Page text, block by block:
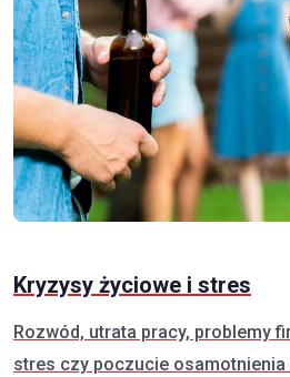
Kryzysy życiowe i stres
Rozwód, utrata pracy, problemy
stres czy poczucie osamotnienia